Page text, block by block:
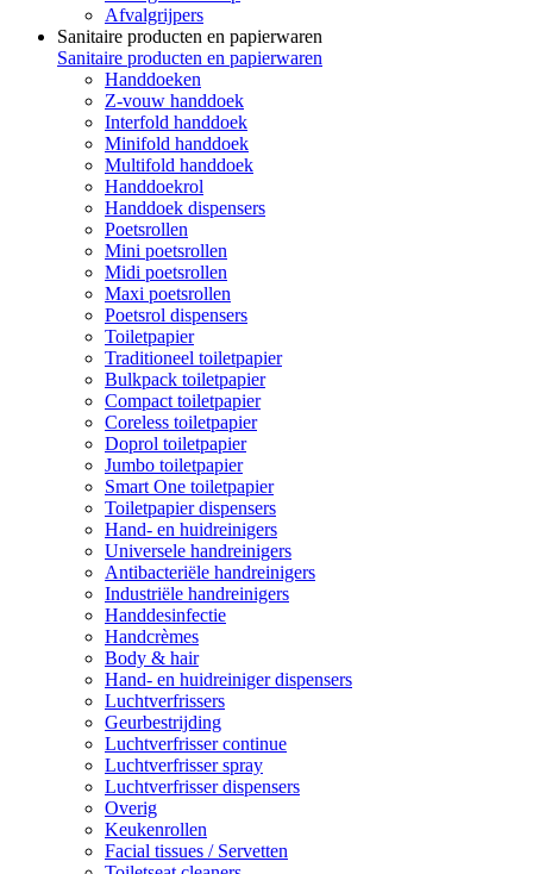
Afvalgrijpers
Sanitaire producten en papierwaren
Sanitaire producten en papierwaren
Handdoeken
Z-vouw handdoek
Interfold handdoek
Minifold handdoek
Multifold handdoek
Handdoekrol
Handdoek dispensers
Poetsrollen
Mini poetsrollen
Midi poetsrollen
Maxi poetsrollen
Poetsrol dispensers
Toiletpapier
Traditioneel toiletpapier
Bulkpack toiletpapier
Compact toiletpapier
Coreless toiletpapier
Doprol toiletpapier
Jumbo toiletpapier
Smart One toiletpapier
Toiletpapier dispensers
Hand- en huidreinigers
Universele handreinigers
Antibacteriële handreinigers
Industriële handreinigers
Handdesinfectie
Handcrèmes
Body & hair
Hand- en huidreiniger dispensers
Luchtverfrissers
Geurbestrijding
Luchtverfrisser continue
Luchtverfrisser spray
Luchtverfrisser dispensers
Overig
Keukenrollen
Facial tissues / Servetten